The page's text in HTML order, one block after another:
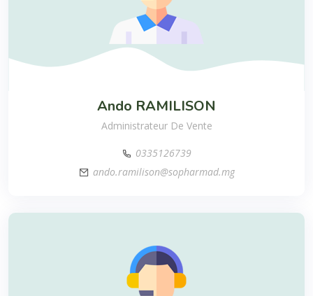
Ando RAMILISON
Administrateur De Vente
0335126739
ando.ramilison@sopharmad.mg